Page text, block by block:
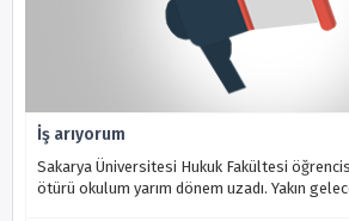
İş arıyorum
Sakarya Üniversitesi Hukuk Fakültesi
ötürü okulum yarım dönem uzadı. Yakın